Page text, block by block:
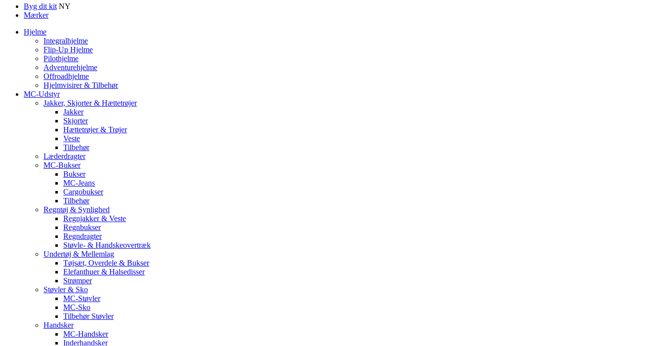
Byg dit kit NY
Mærker
Hjelme
Integralhjelme
Flip-Up Hjelme
Pilothjelme
Adventurehjelme
Offroadhjelme
Hjelmvisirer & Tilbehør
MC-Udstyr
Jakker, Skjorter & Hættetrøjer
Jakker
Skjorter
Hættetrøjer & Trøjer
Veste
Tilbehør
Læderdragter
MC-Bukser
Bukser
MC-Jeans
Cargobukser
Tilbehør
Regntøj & Synlighed
Regnjakker & Veste
Regnbukser
Regndragter
Støvle- & Handskeovertræk
Undertøj & Mellemlag
Tøjsæt, Overdele & Bukser
Elefanthuer & Halsedisser
Strømper
Støvler & Sko
MC-Støvler
MC-Sko
Tilbehør Støvler
Handsker
MC-Handsker
Inderhandsker